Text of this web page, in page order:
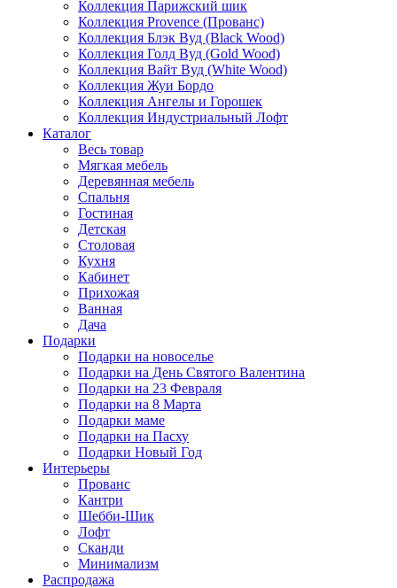
Коллекция Парижский шик
Коллекция Provence (Прованс)
Коллекция Блэк Вуд (Black Wood)
Коллекция Голд Вуд (Gold Wood)
Коллекция Вайт Вуд (White Wood)
Коллекция Жуи Бордо
Коллекция Ангелы и Горошек
Коллекция Индустриальный Лофт
Каталог
Весь товар
Мягкая мебель
Деревянная мебель
Спальня
Гостиная
Детская
Столовая
Кухня
Кабинет
Прихожая
Ванная
Дача
Подарки
Подарки на новоселье
Подарки на День Святого Валентина
Подарки на 23 Февраля
Подарки на 8 Марта
Подарки маме
Подарки на Пасху
Подарки Новый Год
Интерьеры
Прованс
Кантри
Шебби-Шик
Лофт
Сканди
Минимализм
Распродажа